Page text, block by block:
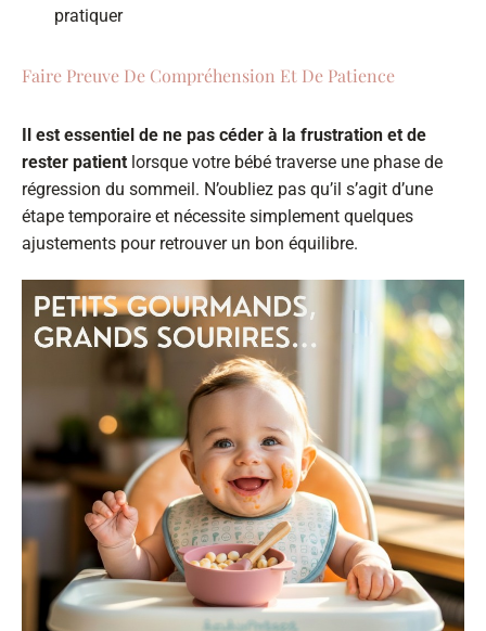
pratiquer
Faire Preuve De Compréhension Et De Patience
Il est essentiel de ne pas céder à la frustration et de
rester patient lorsque votre bébé traverse une phase de
régression du sommeil. N’oubliez pas qu’il s’agit d’une
étape temporaire et nécessite simplement quelques
ajustements pour retrouver un bon équilibre.